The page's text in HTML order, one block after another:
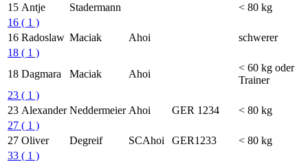
15 Antje Stadermann
< 80 kg
16 ( 1 )
16 Radoslaw Maciak Ahoi
schwerer
18 ( 1 )
18 Dagmara Maciak Ahoi
< 60 kg oder
Trainer
23 ( 1 )
23 Alexander Neddermeier Ahoi GER 1234
< 80 kg
27 ( 1 )
27 Oliver Degreif SCAhoi GER1233
< 80 kg
33 ( 1 )